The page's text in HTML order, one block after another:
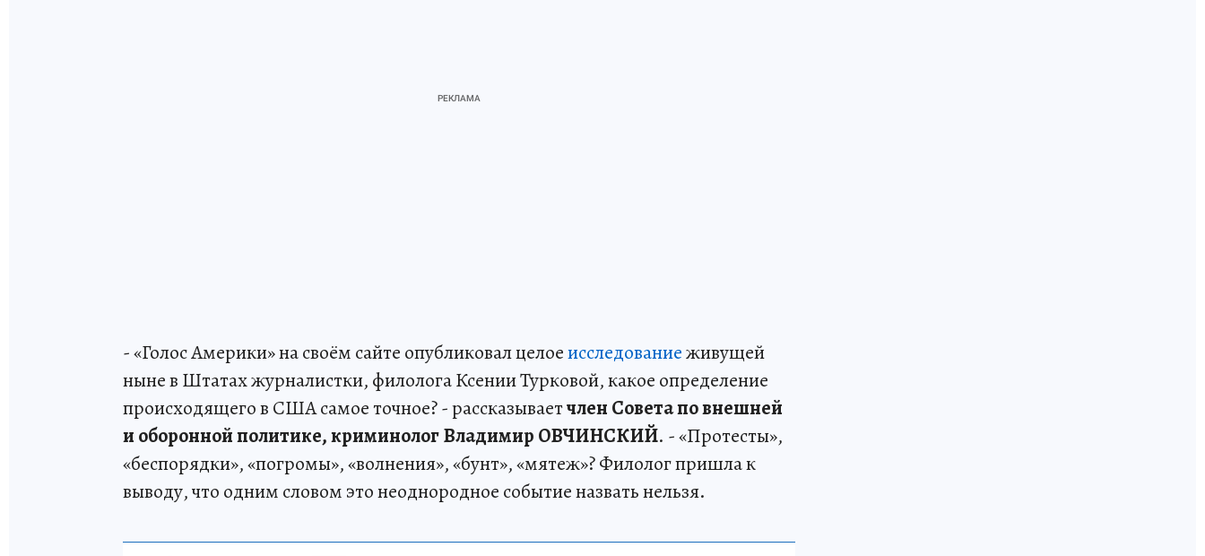
- «Голос Америки» на своём сайте опубликовал целоеисследованиеживущей
ныне в Штатах журналистки, филолога Ксении Турковой, какое определение
происходящего в США самое точное? - рассказываетчлен Совета по внешней
и оборонной политике, криминолог Владимир ОВЧИНСКИЙ. - «Протесты»,
«беспорядки», «погромы», «волнения», «бунт», «мятеж»? Филолог пришла к
выводу, что одним словом это неоднородное событие назвать нельзя.